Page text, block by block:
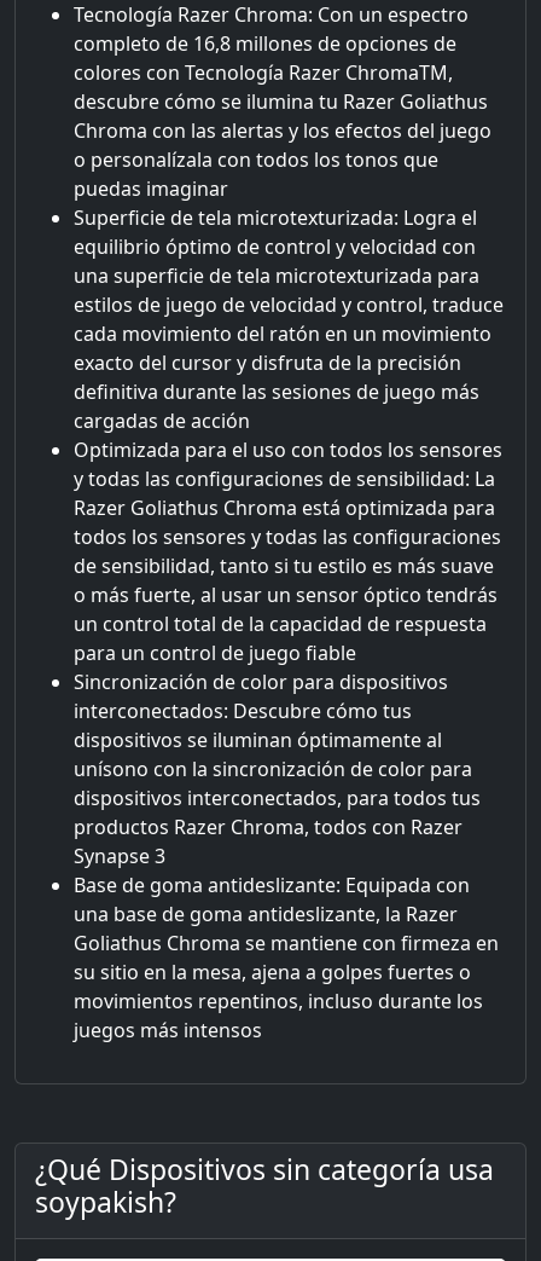
Tecnología Razer Chroma: Con un espectro
completo de 16,8 millones de opciones de
colores con Tecnología Razer ChromaTM,
descubre cómo se ilumina tu Razer Goliathus
Chroma con las alertas y los efectos del juego
o personalízala con todos los tonos que
puedas imaginar
Superficie de tela microtexturizada: Logra el
equilibrio óptimo de control y velocidad con
una superficie de tela microtexturizada para
estilos de juego de velocidad y control, traduce
cada movimiento del ratón en un movimiento
exacto del cursor y disfruta de la precisión
definitiva durante las sesiones de juego más
cargadas de acción
Optimizada para el uso con todos los sensores
y todas las configuraciones de sensibilidad: La
Razer Goliathus Chroma está optimizada para
todos los sensores y todas las configuraciones
de sensibilidad, tanto si tu estilo es más suave
o más fuerte, al usar un sensor óptico tendrás
un control total de la capacidad de respuesta
para un control de juego fiable
Sincronización de color para dispositivos
interconectados: Descubre cómo tus
dispositivos se iluminan óptimamente al
unísono con la sincronización de color para
dispositivos interconectados, para todos tus
productos Razer Chroma, todos con Razer
Synapse 3
Base de goma antideslizante: Equipada con
una base de goma antideslizante, la Razer
Goliathus Chroma se mantiene con firmeza en
su sitio en la mesa, ajena a golpes fuertes o
movimientos repentinos, incluso durante los
juegos más intensos
¿Qué Dispositivos sin categoría usa
soypakish?